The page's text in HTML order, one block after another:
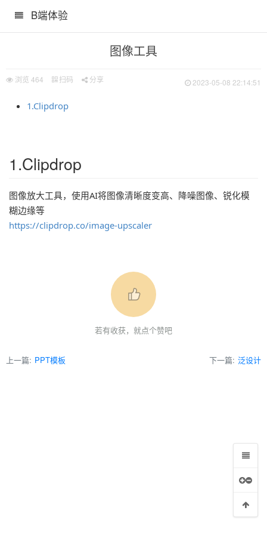
B端体验
图像工具
浏览 464 扫码 分享 2023-05-08 22:14:51
1.Clipdrop
1.Clipdrop
图像放大工具，使用AI将图像清晰度变高、降噪图像、锐化模
糊边缘等
https://clipdrop.co/image-upscaler
若有收获，就点个赞吧
上一篇: PPT模板 下一篇: 泛设计
亮点